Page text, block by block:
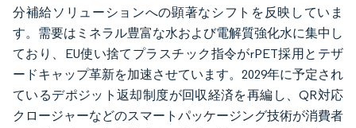
分補給ソリューションへの顕著なシフトを反映していま
す。需要はミネラル豊富な水および電解質強化水に集中し
ており、EU使い捨てプラスチック指令がrPET採用とテザ
ードキャップ革新を加速させています。2029年に予定され
ているデポジット返却制度が回収経済を再編し、QR対応
クロージャーなどのスマートパッケージング技術が消費者